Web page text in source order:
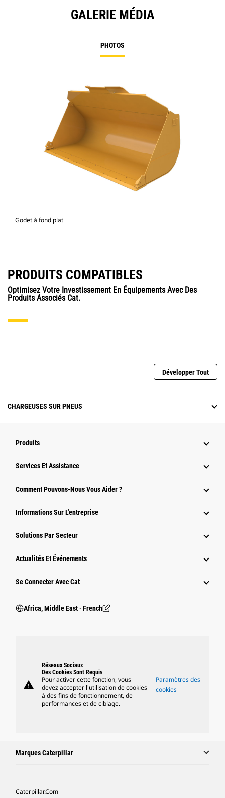
GALERIE MÉDIA
PHOTOS
Godet à fond plat
PRODUITS COMPATIBLES
Optimisez Votre Investissement En Équipements Avec Des
Produits Associés Cat.
Développer Tout
CHARGEUSES SUR PNEUS
Produits
Services Et Assistance
Comment Pouvons-Nous Vous Aider ?
Informations Sur L'entreprise
Solutions Par Secteur
Actualités Et Événements
Se Connecter Avec Cat
Africa, Middle East ‧ French
warning
Réseaux Sociaux
Des Cookies Sont Requis
Pour activer cette fonction, vous
devez accepter l'utilisation de cookies
à des fins de fonctionnement, de
performances et de ciblage.
Paramètres des
cookies
Marques Caterpillar
Caterpillar.com